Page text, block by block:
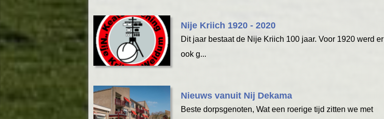
Nije Kriich 1920 - 2020
Dit jaar bestaat de Nije Kriich 100 jaar. Voor 1920 werd er
ook g...
Nieuws vanuit Nij Dekama
Beste dorpsgenoten, Wat een roerige tijd zitten we met